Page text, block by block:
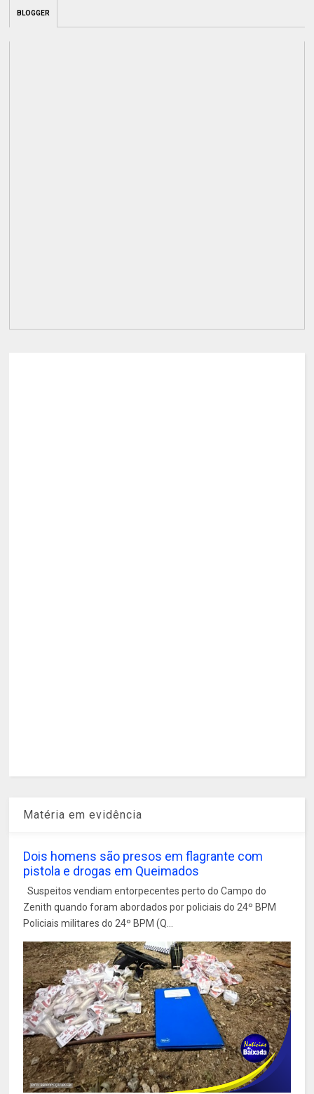
BLOGGER
Matéria em evidência
Dois homens são presos em flagrante com
pistola e drogas em Queimados
Suspeitos vendiam entorpecentes perto do Campo do
Zenith quando foram abordados por policiais do 24º BPM
Policiais militares do 24º BPM (Q...